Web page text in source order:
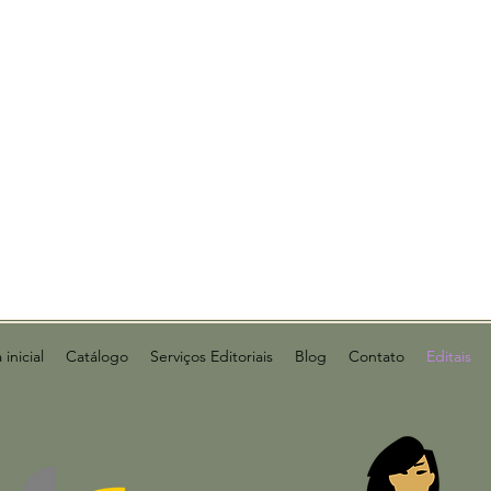
inicial Catálogo Serviços Editoriais Blog Contato Editais